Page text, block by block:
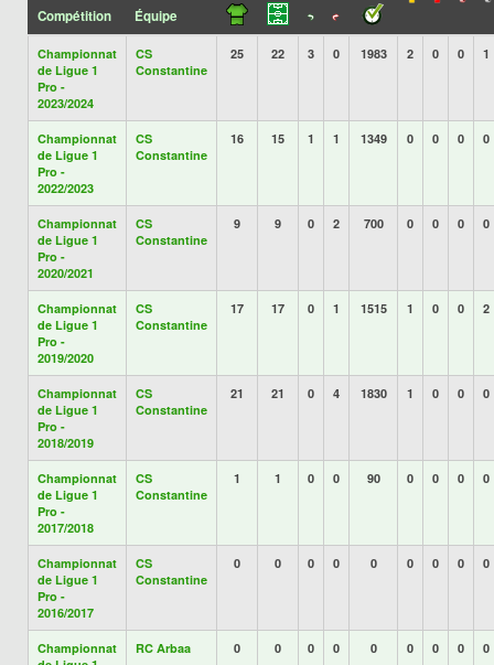
Compétition Équipe
Championnat
de Ligue 1
Pro -
2023/2024
CS
Constantine
25 22 3 0 1983 2 0 0 1
Championnat
de Ligue 1
Pro -
2022/2023
CS
Constantine
16 15 1 1 1349 0 0 0 0
Championnat
de Ligue 1
Pro -
2020/2021
CS
Constantine
9 9 0 2 700 0 0 0 0
Championnat
de Ligue 1
Pro -
2019/2020
CS
Constantine
17 17 0 1 1515 1 0 0 2
Championnat
de Ligue 1
Pro -
2018/2019
CS
Constantine
21 21 0 4 1830 1 0 0 0
Championnat
de Ligue 1
Pro -
2017/2018
CS
Constantine
1 1 0 0 90 0 0 0 0
Championnat
de Ligue 1
Pro -
2016/2017
CS
Constantine
0 0 0 0 0 0 0 0 0
Championnat
RC Arbaa 0 0 0 0 0 0 0 0 0